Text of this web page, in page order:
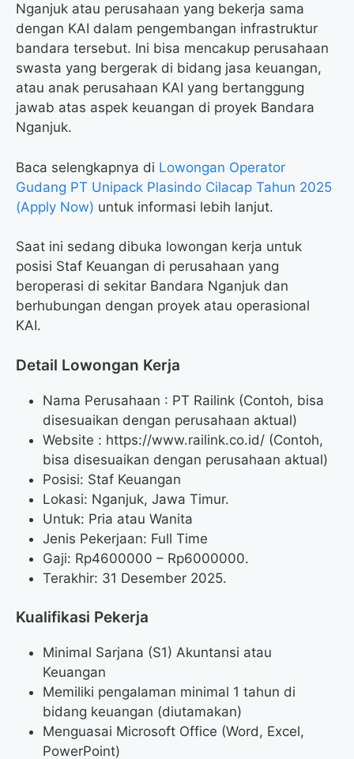
Nganjuk atau perusahaan yang bekerja sama
dengan KAI dalam pengembangan infrastruktur
bandara tersebut. Ini bisa mencakup perusahaan
swasta yang bergerak di bidang jasa keuangan,
atau anak perusahaan KAI yang bertanggung
jawab atas aspek keuangan di proyek Bandara
Nganjuk.
Baca selengkapnya di Lowongan Operator
Gudang PT Unipack Plasindo Cilacap Tahun 2025
(Apply Now) untuk informasi lebih lanjut.
Saat ini sedang dibuka lowongan kerja untuk
posisi Staf Keuangan di perusahaan yang
beroperasi di sekitar Bandara Nganjuk dan
berhubungan dengan proyek atau operasional
KAI.
Detail Lowongan Kerja
Nama Perusahaan : PT Railink (Contoh, bisa
disesuaikan dengan perusahaan aktual)
Website : https://www.railink.co.id/ (Contoh,
bisa disesuaikan dengan perusahaan aktual)
Posisi: Staf Keuangan
Lokasi: Nganjuk, Jawa Timur.
Untuk: Pria atau Wanita
Jenis Pekerjaan: Full Time
Gaji: Rp4600000 – Rp6000000.
Terakhir: 31 Desember 2025.
Kualifikasi Pekerja
Minimal Sarjana (S1) Akuntansi atau
Keuangan
Memiliki pengalaman minimal 1 tahun di
bidang keuangan (diutamakan)
Menguasai Microsoft Office (Word, Excel,
PowerPoint)